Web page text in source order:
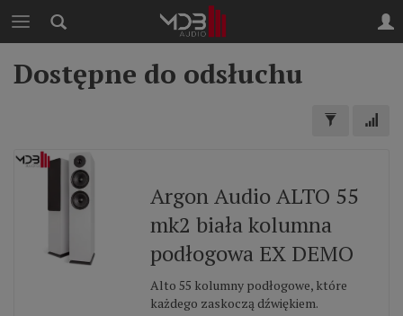
Dostępne do odsłuchu
Argon Audio ALTO 55
mk2 biała kolumna
podłogowa EX DEMO
Alto 55 kolumny podłogowe, które
każdego zaskoczą dźwiękiem.